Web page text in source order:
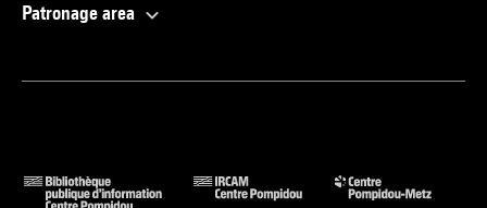
Patronage area